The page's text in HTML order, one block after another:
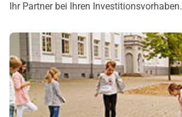
Ihr Partner bei Ihren Investitionsvorhaben.